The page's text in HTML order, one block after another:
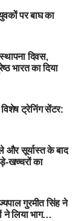
पर बाघ का
दिवस,
भारत का दिया
ट्रेनिंग सेंटर:
और सूर्यास्त के बाद
खच्चरों का
गुरमीत सिंह ने
ने लिया भाग…